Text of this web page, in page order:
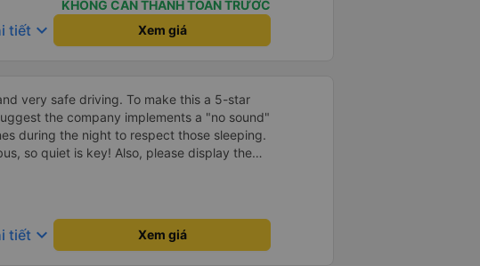
- từ khi đặt vé đến khi đến nơi - đều suôn sẻ
rối. Tôi rất hài lòng với công ty này và
KHÔNG CẦN THANH TOÁN TRƯỚC
tiết keyboard_arrow_down Xem giá
very safe driving. To make this a 5-star
the company implements a "no sound"
during the night to respect those sleeping.
so quiet is key! Also, please display the
clearly inside the cabin for convenience. I
xe nên có quy định rõ ràng về việc giữ im
điện thoại) vào ban đêm để tránh làm
tiết keyboard_arrow_down Xem giá